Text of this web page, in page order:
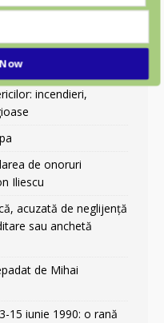
Anticomuniști
Israelului din
incendieri,
de onoruri
Iliescu
acuzată de neglijență
sau anchetă
de Mihai
15 iunie 1990: o rană